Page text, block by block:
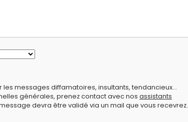
messages diffamatoires, insultants, tendancieux...
générales, prenez contact avec nos assistants
devra être validé via un mail que vous recevrez.